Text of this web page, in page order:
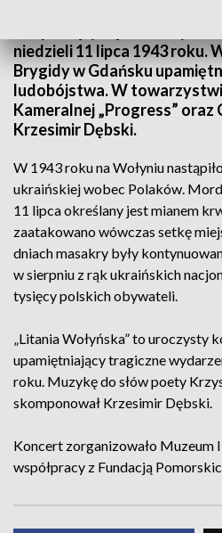
niedzieli 11 lipca 1943 roku.
Brygidy w Gdańsku
ludobójstwa. W
Kameralnej „Progress” oraz
Krzesimir Dębski.
W 1943 roku na Wołyniu
ukraińskiej wobec Polaków.
11 lipca określany jest mianem
zaatakowano wówczas setkę
dniach masakry były
w sierpniu z rąk ukraińskich
tysięcy polskich obywateli.
„Litania Wołyńska” to uroczysty
upamiętniający tragiczne
roku. Muzykę do słów poety
skomponował Krzesimir Dębski.
Koncert zorganizowało Muzeum
współpracy z Fundacją